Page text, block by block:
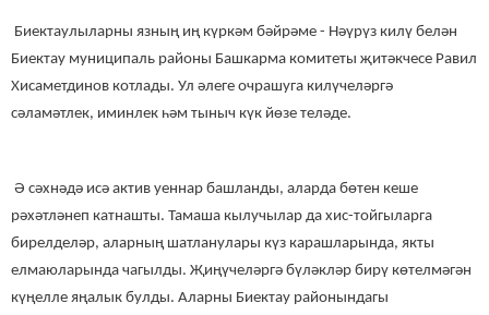
Биектаулыларны язның иң күркәм бәйрәме - Нәүрүз килү белән
Биектау муниципаль районы Башкарма комитеты җитәкчесе Равил
Хисаметдинов котлады. Ул әлеге очрашуга килүчеләргә
сәламәтлек, иминлек һәм тыныч күк йөзе теләде.
Ә сәхнәдә исә актив уеннар башланды, аларда бөтен кеше
рәхәтләнеп катнашты. Тамаша кылучылар да хис-тойгыларга
бирелделәр, аларның шатланулары күз карашларында, якты
елмаюларында чагылды. Җиңүчеләргә бүләкләр бирү көтелмәгән
күңелле яңалык булды. Аларны Биектау районындагы